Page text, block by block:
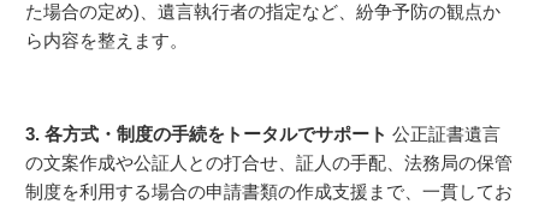
た場合の定め)、遺言執行者の指定など、紛争予防の観点か
ら内容を整えます。
3. 各方式・制度の手続をトータルでサポート 公正証書遺言
の文案作成や公証人との打合せ、証人の手配、法務局の保管
制度を利用する場合の申請書類の作成支援まで、一貫してお